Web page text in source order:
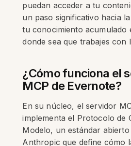
puedan acceder a tu
un paso significativo hacia
tu conocimiento acumulado
donde sea que trabajes con
¿Cómo funciona el
MCP de Evernote?
En su núcleo, el servidor
implementa el Protocolo de
Modelo, un estándar
Anthropic que define cómo